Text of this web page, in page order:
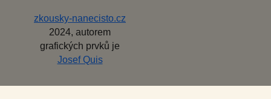
zkousky-nanecisto.cz
2024, autorem
grafických prvků je
Josef Quis